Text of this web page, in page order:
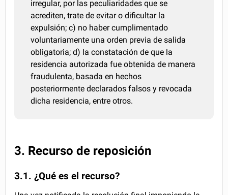
irregular, por las peculiaridades que se
acrediten, trate de evitar o dificultar la
expulsión; c) no haber cumplimentado
voluntariamente una orden previa de salida
obligatoria; d) la constatación de que la
residencia autorizada fue obtenida de manera
fraudulenta, basada en hechos
posteriormente declarados falsos y revocada
dicha residencia, entre otros.
3. Recurso de reposición
3.1. ¿Qué es el recurso?